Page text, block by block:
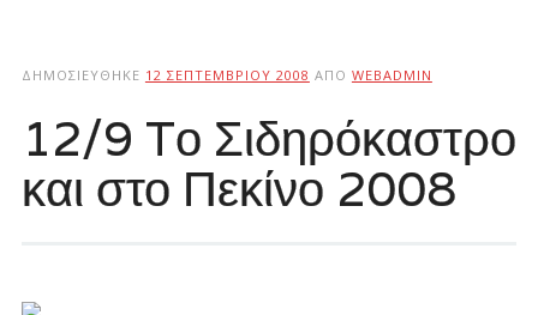
ΔΗΜΟΣΙΕΎΘΗΚΕ 12 ΣΕΠΤΕΜΒΡΊΟΥ 2008 ΑΠΌ WEBADMIN
12/9 Tο Σιδηρόκαστρο
και στο Πεκίνο 2008